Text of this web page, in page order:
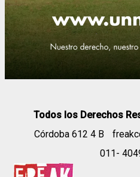
Todos los Derechos
Córdoba 612 4 B
011-